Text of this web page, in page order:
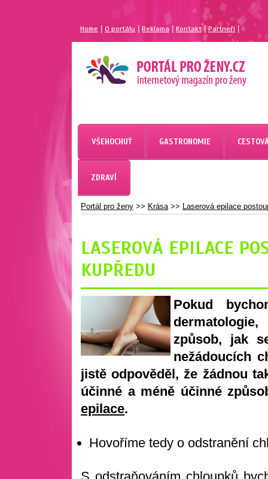
Home |O portálu Reklama Kontakt| Partneří
MAGAZÍN PRO ŽENY
PORTÁL PRO ŽENY.CZ
VŠEHOCHUŤ GASTRONOMIE
ZDRAVÍ
Portál pro ženy >> Krása>> Laserová epilace
LASEROVÁ EPILACE
KUPŘEDU
Pokud
způsob, jak
nežádoucích
jistě odpověděl, že žádnou
účinné a méně účinné
epilace.
Hovoříme tedy o odstranění